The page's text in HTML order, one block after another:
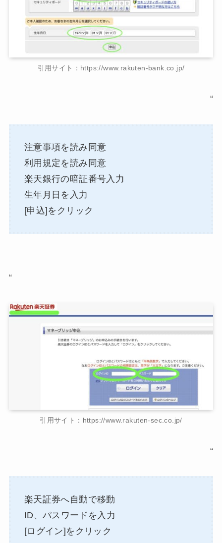
引用サイト：https://www.rakuten-bank.co.jp/
“
注意事項を読み同意
利用規定を読み同意
楽天銀行の暗証番号入力
生年月日を入力
[申込]をクリック
“
引用サイト：https://www.rakuten-sec.co.jp/
“
楽天証券へ自動で移動
ID、パスワードを入力
[ログイン]をクリック